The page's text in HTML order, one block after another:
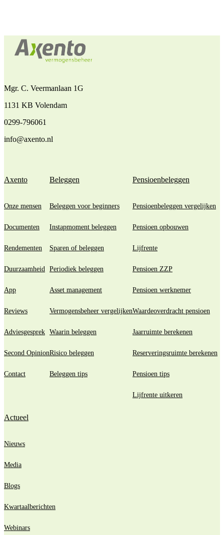
Mgr. C. Veermanlaan 1G
1131 KB Volendam
0299-796061
info@axento.nl
Axento
Onze mensen
Documenten
Rendementen
Duurzaamheid
App
Reviews
Adviesgesprek
Second Opinion
Contact
Beleggen
Beleggen voor beginners
Instapmoment beleggen
Sparen of beleggen
Periodiek beleggen
Asset management
Vermogensbeheer vergelijken
Waarin beleggen
Risico beleggen
Beleggen tips
Pensioenbeleggen
Pensioenbeleggen vergelijken
Pensioen opbouwen
Lijfrente
Pensioen ZZP
Pensioen werknemer
Waardeoverdracht pensioen
Jaarruimte berekenen
Reserveringsruimte berekenen
Pensioen tips
Lijfrente uitkeren
Actueel
Nieuws
Media
Blogs
Kwartaalberichten
Webinars